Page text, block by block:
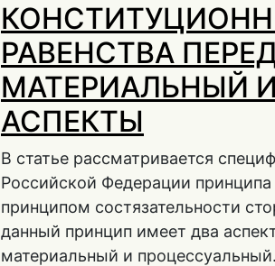
РАВЕНСТВА
МАТЕРИАЛЬНЫЙ
АСПЕКТЫ
В статье рассматривается
Российской Федерации
принципом состязательности
данный принцип имеет два
материальный и